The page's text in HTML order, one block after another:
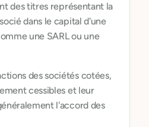
des titres représentant la
dans le capital d'une
une SARL ou une
des sociétés cotées,
cessibles et leur
l'accord des